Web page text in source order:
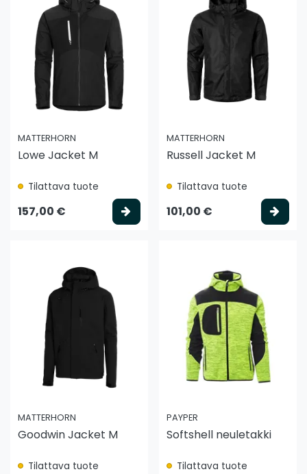
MATTERHORN
Lowe Jacket M
Tilattava tuote
157,00 € Valitse vaihtoehto
MATTERHORN
Russell Jacket M
Tilattava tuote
101,00 €
MATTERHORN
Goodwin Jacket M
Tilattava tuote
PAYPER
Softshell neuletakki
Tilattava tuote